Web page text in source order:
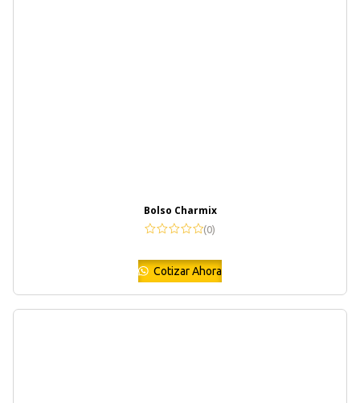
Bolso Charmix
(0)
Cotizar Ahora